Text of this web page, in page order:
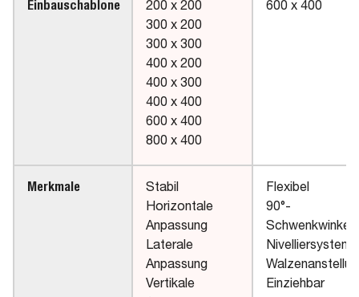
Einbauschablone
200 x 200
300 x 200
300 x 300
400 x 200
400 x 300
400 x 400
600 x 400
800 x 400
600 x 400
Merkmale
Stabil
Horizontale
Anpassung
Laterale
Anpassung
Vertikale
Flexibel
90°-
Schwenkwinkel
Nivelliersystem
Einziehbar